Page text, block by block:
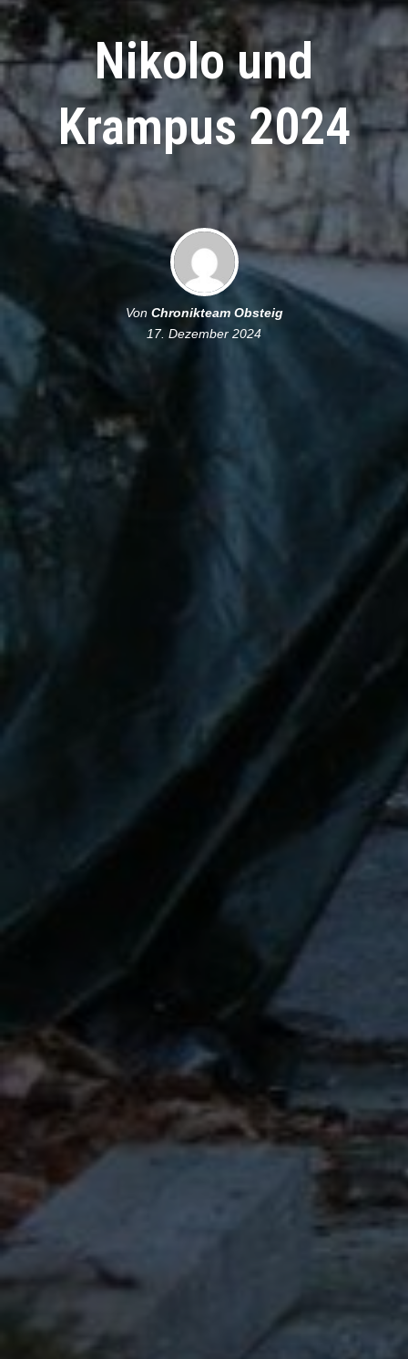
Nikolo und
Krampus 2024
Von Chronikteam Obsteig
17. Dezember 2024